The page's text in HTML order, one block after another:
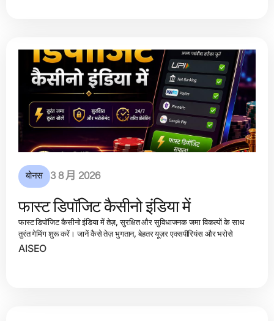
बोनस 3 8 月 2026
फास्ट डिपॉजिट कैसीनो इंडिया में
फास्ट डिपॉजिट कैसीनो इंडिया में तेज़, सुरक्षित और सुविधाजनक जमा विकल्पों के साथ
तुरंत गेमिंग शुरू करें। जानें कैसे तेज़ भुगतान, बेहतर यूज़र एक्सपीरियंस और भरोसे
AISEO